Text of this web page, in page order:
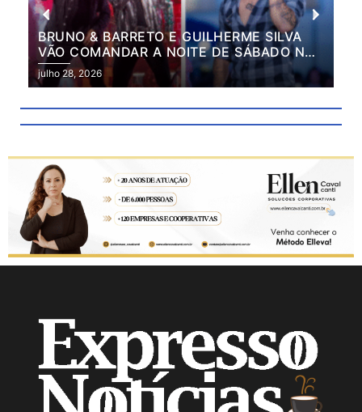
BRUNO & BARRETO E GUILHERME SILVA
VÃO COMANDAR A NOITE DE SÁBADO NA
2ª EXPO MARILÂNDIA
julho 28, 2026